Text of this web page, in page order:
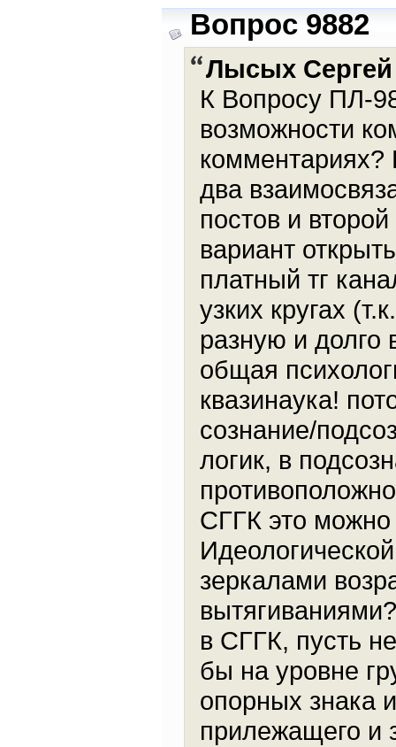
Вопрос 9882
Лысых Сергей
К Вопросу ПЛ-
возможности
комментариях?
два
постов и
вариант
платный тг
узких кругах
разную и долго
общая
квазинаука!
сознание/
логик, в
СГГК это можно
зеркалами
в СГГК, пусть
бы на уровне
опорных знака
прилежащего и